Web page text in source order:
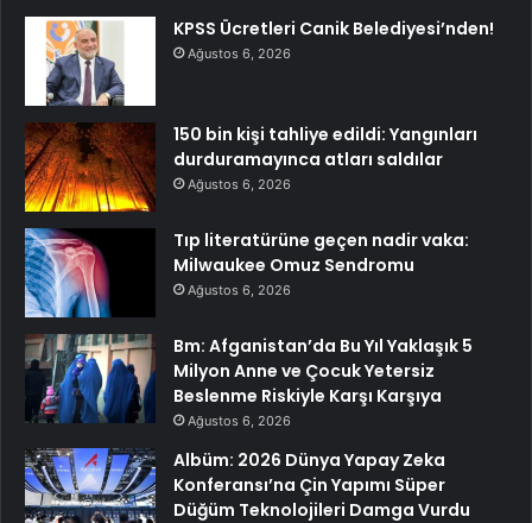
KPSS Ücretleri Canik Belediyesi’nden!
Ağustos 6, 2026
150 bin kişi tahliye edildi: Yangınları
durduramayınca atları saldılar
Ağustos 6, 2026
Tıp literatürüne geçen nadir vaka:
Milwaukee Omuz Sendromu
Ağustos 6, 2026
Bm: Afganistan’da Bu Yıl Yaklaşık 5
Milyon Anne ve Çocuk Yetersiz
Beslenme Riskiyle Karşı Karşıya
Ağustos 6, 2026
Albüm: 2026 Dünya Yapay Zeka
Konferansı’na Çin Yapımı Süper
Düğüm Teknolojileri Damga Vurdu